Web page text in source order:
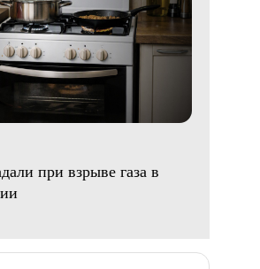
при взрыве газа в